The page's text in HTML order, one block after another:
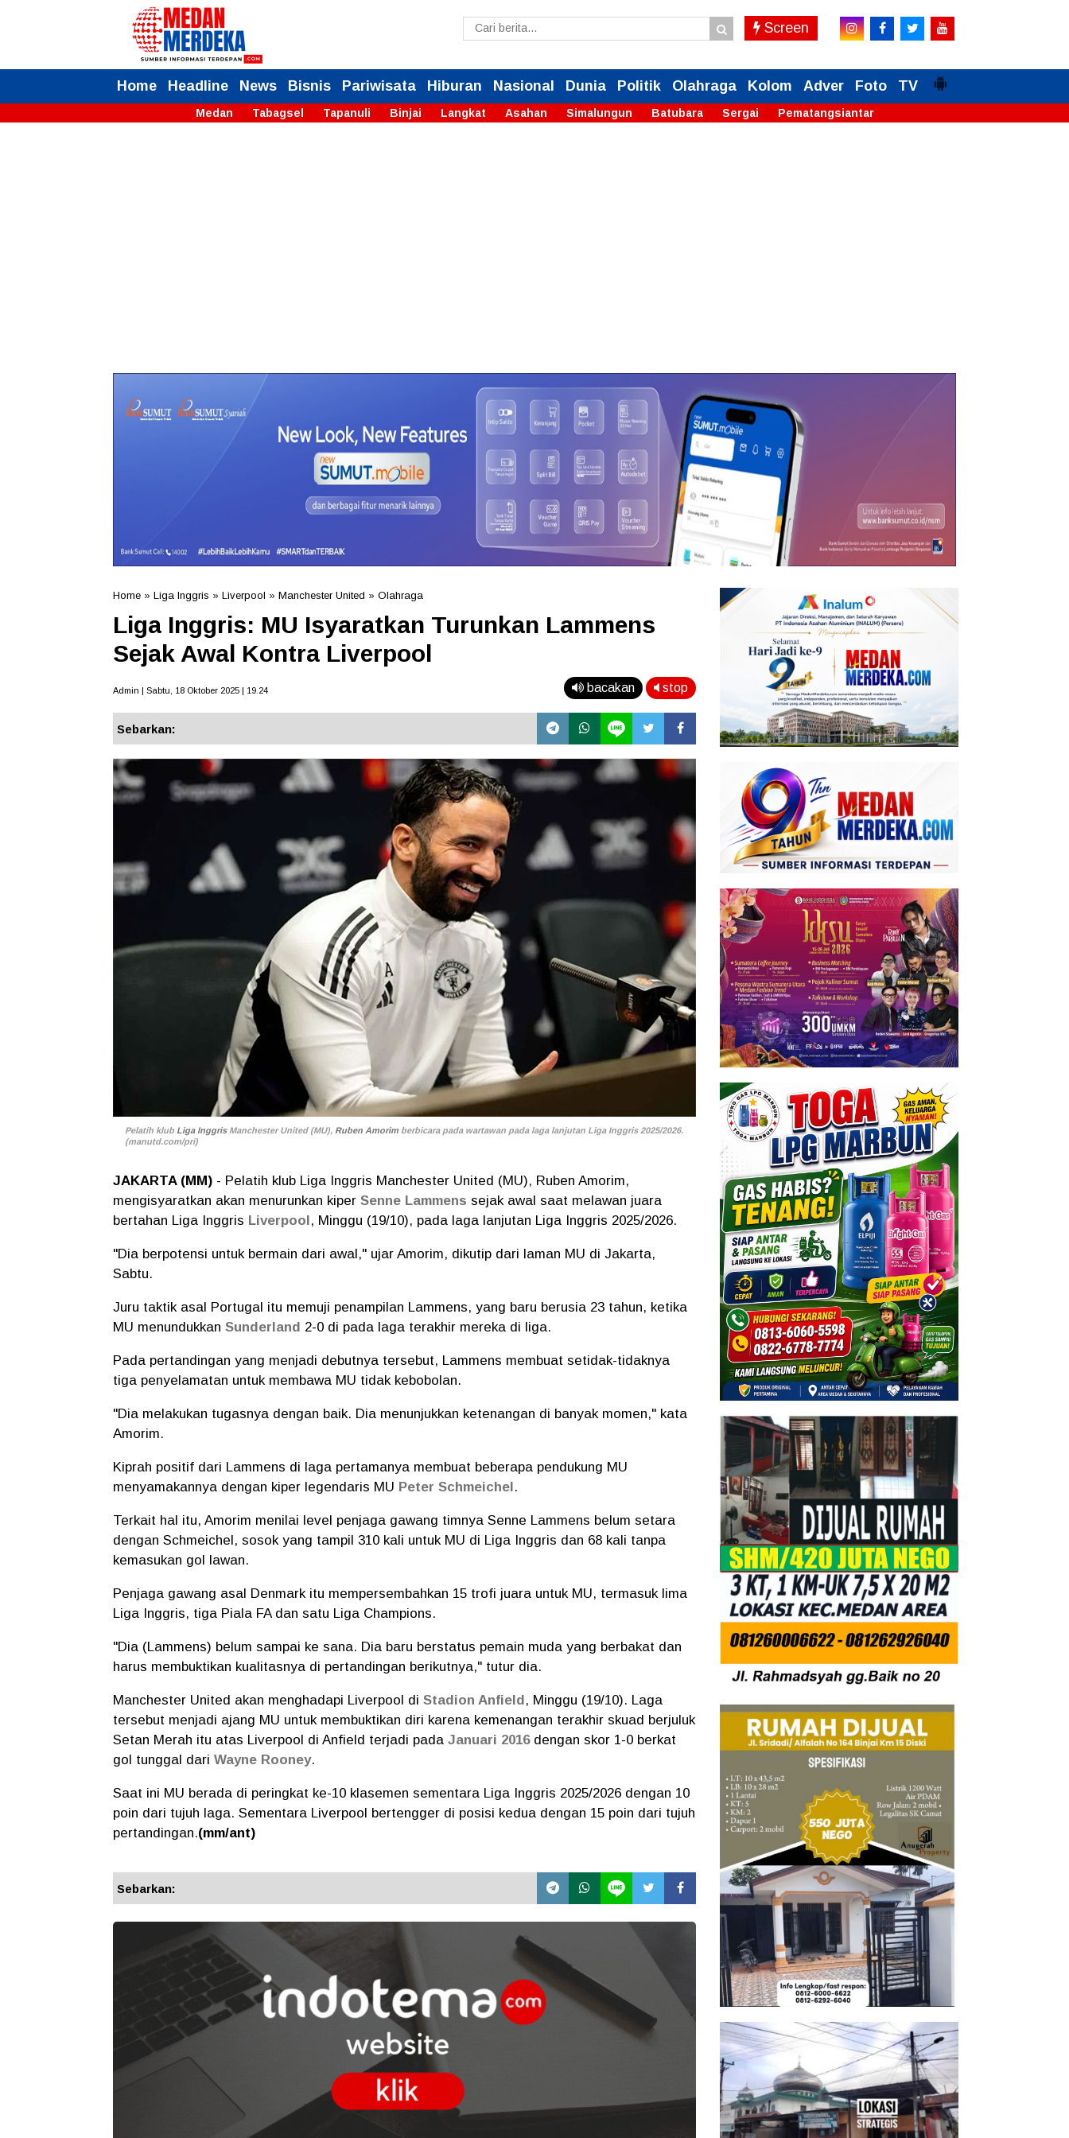
Screen
Home Headline News Bisnis Pariwisata Hiburan Nasional Dunia Politik Olahraga Kolom Adver Foto TV
Medan Tabagsel Tapanuli Binjai Langkat Asahan Simalungun Batubara Sergai Pematangsiantar
Home » Liga Inggris » Liverpool » Manchester United » Olahraga
Liga Inggris: MU Isyaratkan Turunkan Lammens
Sejak Awal Kontra Liverpool
Admin | Sabtu, 18 Oktober 2025 | 19.24 bacakan stop
Sebarkan:
Pelatih klub Liga InggrisManchester United (MU), Ruben Amorim berbicara pada wartawan pada laga lanjutan Liga Inggris 2025/2026.
(manutd.com/pri)
JAKARTA (MM) - Pelatih klub Liga Inggris Manchester United (MU), Ruben Amorim,
mengisyaratkan akan menurunkan kiper Senne Lammens sejak awal saat melawan juara
bertahan Liga Inggris Liverpool, Minggu (19/10), pada laga lanjutan Liga Inggris 2025/2026.
"Dia berpotensi untuk bermain dari awal," ujar Amorim, dikutip dari laman MU di Jakarta,
Sabtu.
Juru taktik asal Portugal itu memuji penampilan Lammens, yang baru berusia 23 tahun, ketika
MU menundukkan Sunderland 2-0 di pada laga terakhir mereka di liga.
Pada pertandingan yang menjadi debutnya tersebut, Lammens membuat setidak-tidaknya
tiga penyelamatan untuk membawa MU tidak kebobolan.
"Dia melakukan tugasnya dengan baik. Dia menunjukkan ketenangan di banyak momen," kata
Amorim.
Kiprah positif dari Lammens di laga pertamanya membuat beberapa pendukung MU
menyamakannya dengan kiper legendaris MU Peter Schmeichel.
Terkait hal itu, Amorim menilai level penjaga gawang timnya Senne Lammens belum setara
dengan Schmeichel, sosok yang tampil 310 kali untuk MU di Liga Inggris dan 68 kali tanpa
kemasukan gol lawan.
Penjaga gawang asal Denmark itu mempersembahkan 15 trofi juara untuk MU, termasuk lima
Liga Inggris, tiga Piala FA dan satu Liga Champions.
"Dia (Lammens) belum sampai ke sana. Dia baru berstatus pemain muda yang berbakat dan
harus membuktikan kualitasnya di pertandingan berikutnya," tutur dia.
Manchester United akan menghadapi Liverpool di Stadion Anfield, Minggu (19/10). Laga
tersebut menjadi ajang MU untuk membuktikan diri karena kemenangan terakhir skuad berjuluk
Setan Merah itu atas Liverpool di Anfield terjadi pada Januari 2016dengan skor 1-0 berkat
gol tunggal dari Wayne Rooney.
Saat ini MU berada di peringkat ke-10 klasemen sementara Liga Inggris 2025/2026 dengan 10
poin dari tujuh laga. Sementara Liverpool bertengger di posisi kedua dengan 15 poin dari tujuh
pertandingan.(mm/ant)
Sebarkan: